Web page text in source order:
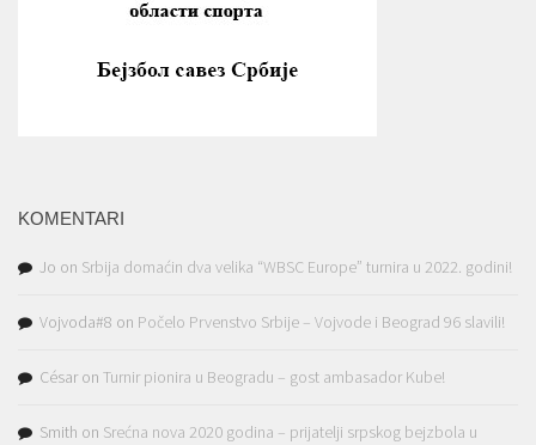
KOMENTARI
Jo on Srbija domaćin dva velika “WBSC Europe” turnira u 2022. godini!
Vojvoda#8 on Počelo Prvenstvo Srbije – Vojvode i Beograd 96 slavili!
César on Turnir pionira u Beogradu – gost ambasador Kube!
Smith on Srećna nova 2020 godina – prijatelji srpskog bejzbola u